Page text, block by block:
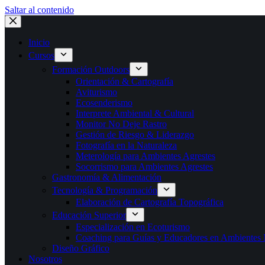
Saltar al contenido
Inicio
Cursos
Formación Outdoors
Orientación & Cartografía
Aviturismo
Ecosenderismo
Interprete Ambiental & Cultural
Monitor No Deje Rastro
Gestión de Riesgo & Liderazgo
Fotografía en la Naturaleza
Meterología para Ambientes Agrestes
Socorrismo para Ambientes Agrestes
Gastronomía & Alimentación
Tecnología & Programación
Elaboración de Cartografía Topográfica
Educación Superior
Especialización en Ecoturismo
Coaching para Guías y Educadores en Ambientes
Diseño Gráfico
Nosotros